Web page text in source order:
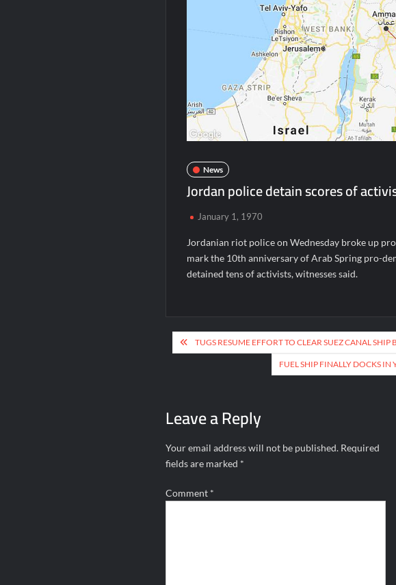
News
Jordan police detain scores of
January 1, 1970
Jordanian riot police on Wednesday broke up
mark the 10th anniversary of Arab Spring pro-
detained tens of activists, witnesses said.
Post
navigation
TUGS RESUME EFFORT TO CLEAR SUEZ CANAL
FUEL SHIP FINALLY DOCKS IN
Leave a Reply
Your email address will not be published. Required
fields are marked *
Comment *